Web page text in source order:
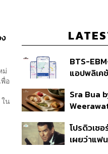
ม่
อ
น
BTS-
แอปพลิเค
รถไฟฟ้า 3
ไทม์
Sra Bua
ไปอีกครั้ง
โปรดิวเซ
เผยว่าแฟ